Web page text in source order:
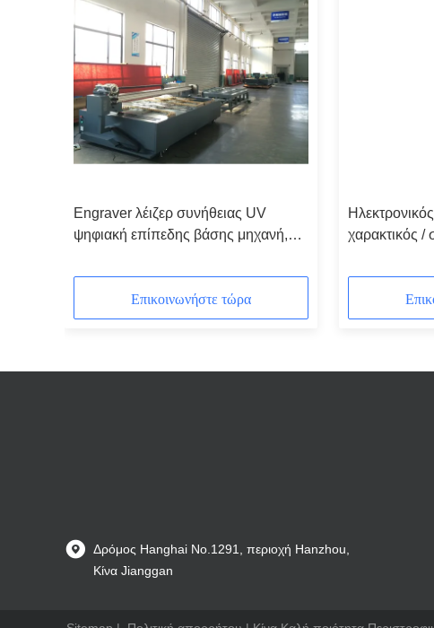
Engraver λέιζερ συνήθειας UV
ψηφιακή επίπεδης βάσης μηχανή,
Επικοινωνήστε τώρα
χαρακτικός /
ύλες
Δρόμος Hanghai No.1291, περιοχή Hanzhou,
Κίνα Jianggan